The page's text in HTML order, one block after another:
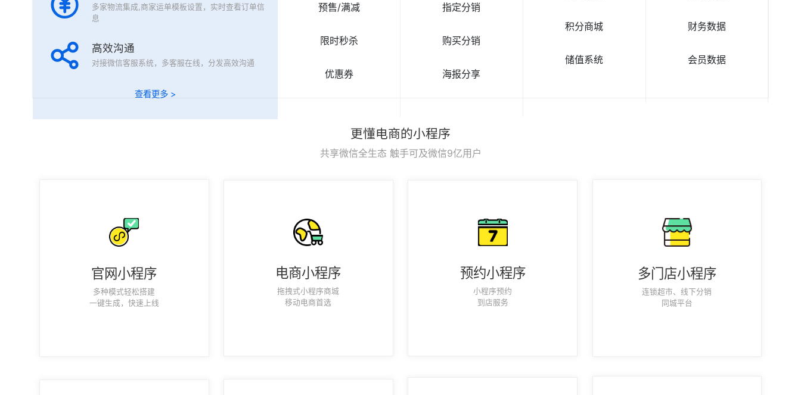
多家物流集成,商家运单模板设置，实时查看订单信
息
高效沟通
对接微信客服系统，多客服在线，分发高效沟通
查看更多 >
预售/满减
限时秒杀
优惠券
指定分销
购买分销
海报分享
积分商城
储值系统
财务数据
会员数据
更懂电商的小程序
共享微信全生态 触手可及微信9亿用户
官网小程序
多种模式轻松搭建
一键生成，快速上线
电商小程序
拖拽式小程序商城
移动电商首选
预约小程序
小程序预约
到店服务
多门店小程序
连锁超市、线下分销
同城平台